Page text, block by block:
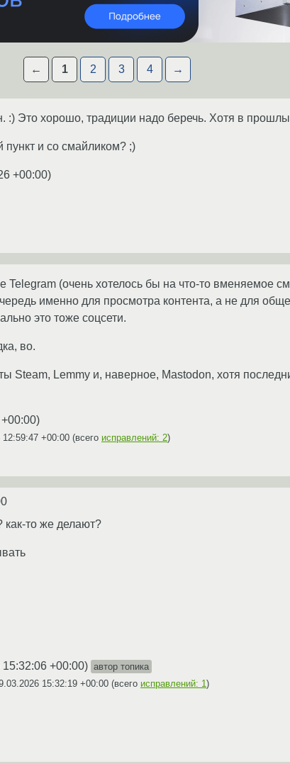
← 1 2 3 4 →
Это хорошо, традиции надо беречь. Хотя в
и со смайликом? ;)
+00:00)
(очень хотелось бы на что-то вменяемое
именно для просмотра контента, а не для
это тоже соцсети.
во.
Steam, Lemmy и, наверное, Mastodon, хотя
)
12:59:47 +00:00 (всего исправлений: 2)
как-то же делают?
+00:00) автор топика
15:32:19 +00:00 (всего исправлений: 1)